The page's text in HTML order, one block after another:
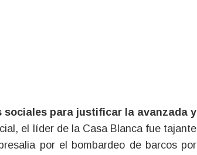
sociales para justificar la avanzada y
el líder de la Casa Blanca fue tajante
por el bombardeo de barcos por